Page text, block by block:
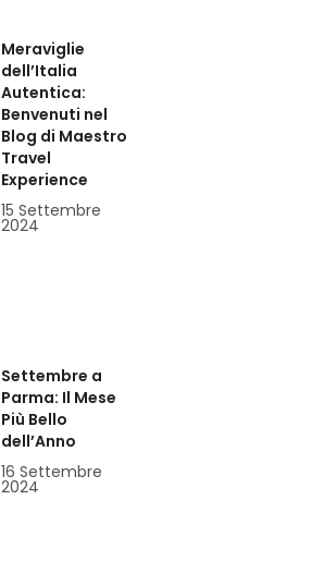
Meraviglie
dell’Italia
Autentica:
Benvenuti nel
Blog di Maestro
Travel
Experience
15 Settembre
2024
Settembre a
Parma: Il Mese
Più Bello
dell’Anno
16 Settembre
2024